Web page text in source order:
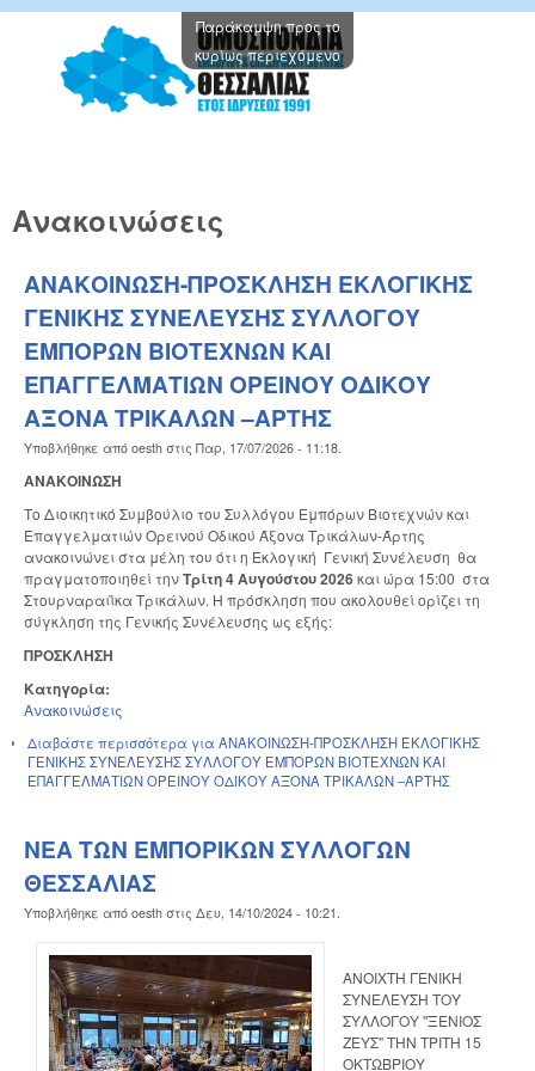
Παράκαμψη προς το
κυρίως περιεχόμενο
Ανακοινώσεις
ΑΝΑΚΟΙΝΩΣΗ-ΠΡΟΣΚΛΗΣΗ ΕΚΛΟΓΙΚΗΣ
ΓΕΝΙΚΗΣ ΣΥΝΕΛΕΥΣΗΣ ΣΥΛΛΟΓΟΥ
ΕΜΠΟΡΩΝ ΒΙΟΤΕΧΝΩΝ ΚΑΙ
ΕΠΑΓΓΕΛΜΑΤΙΩΝ ΟΡΕΙΝΟΥ ΟΔΙΚΟΥ
ΑΞΟΝΑ ΤΡΙΚΑΛΩΝ –ΑΡΤΗΣ
Υποβλήθηκε από oesth στις Παρ, 17/07/2026 - 11:18.
ΑΝΑΚΟΙΝΩΣΗ
Το Διοικητικό Συμβούλιο του Συλλόγου Εμπόρων Βιοτεχνών και
Επαγγελματιών Ορεινού Οδικού Άξονα Τρικάλων-Άρτης
ανακοινώνει στα μέλη του ότι η Εκλογική Γενική Συνέλευση θα
πραγματοποιηθεί τηνΤρίτη4 Αυγούστου 2026και ώρα 15:00 στα
Στουρναραιΐκα Τρικάλων. Η πρόσκληση που ακολουθεί ορίζει τη
σύγκληση της Γενικής Συνέλευσης ως εξής:
ΠΡΟΣΚΛΗΣΗ
Κατηγορία:
Ανακοινώσεις
Διαβάστε περισσότερα για ΑΝΑΚΟΙΝΩΣΗ-ΠΡΟΣΚΛΗΣΗ ΕΚΛΟΓΙΚΗΣ
ΓΕΝΙΚΗΣ ΣΥΝΕΛΕΥΣΗΣ ΣΥΛΛΟΓΟΥ ΕΜΠΟΡΩΝ ΒΙΟΤΕΧΝΩΝ ΚΑΙ
ΕΠΑΓΓΕΛΜΑΤΙΩΝ ΟΡΕΙΝΟΥ ΟΔΙΚΟΥ ΑΞΟΝΑ ΤΡΙΚΑΛΩΝ –ΑΡΤΗΣ
ΝΕΑ ΤΩΝ ΕΜΠΟΡΙΚΩΝ ΣΥΛΛΟΓΩΝ
ΘΕΣΣΑΛΙΑΣ
Υποβλήθηκε από oesth στις Δευ, 14/10/2024 - 10:21
ΑΝΟΙΧΤΗ ΓΕΝΙΚΗ
ΣΥΝΕΛΕΥΣΗ ΤΟΥ
ΣΥΛΛΟΓΟΥ ''ΞΕΝΙΟΣ
ΖΕΥΣ'' ΤΗΝ ΤΡΙΤΗ 15
ΟΚΤΩΒΡΙΟΥ